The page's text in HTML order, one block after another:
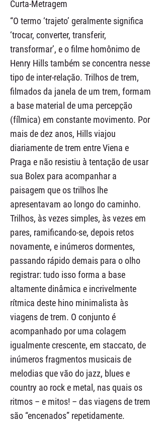
Curta-Metragem
“O termo ‘trajeto’ geralmente significa
‘trocar, converter, transferir,
transformar’, e o filme homônimo de
Henry Hills também se concentra nesse
tipo de inter-relação. Trilhos de trem,
filmados da janela de um trem, formam
a base material de uma percepção
(fílmica) em constante movimento. Por
mais de dez anos, Hills viajou
diariamente de trem entre Viena e
Praga e não resistiu à tentação de usar
sua Bolex para acompanhar a
paisagem que os trilhos lhe
apresentavam ao longo do caminho.
Trilhos, às vezes simples, às vezes em
pares, ramificando-se, depois retos
novamente, e inúmeros dormentes,
passando rápido demais para o olho
registrar: tudo isso forma a base
altamente dinâmica e incrivelmente
rítmica deste hino minimalista às
viagens de trem. O conjunto é
acompanhado por uma colagem
igualmente crescente, em staccato, de
inúmeros fragmentos musicais de
melodias que vão do jazz, blues e
country ao rock e metal, nas quais os
ritmos – e mitos! – das viagens de trem
são “encenados” repetidamente.